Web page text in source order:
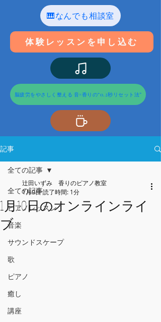
🎹なんでも相談室
体験レッスンを申し込む
脳疲労をやさしく整える 音×香りの“0.2秒リセット法”
記事
全ての記事
ピアノレッスン
音楽
サウンドスケープ
歌
ピアノ
癒し
講座
全ての記事
1月10日のオンラインライ
ブ
辻田いずみ 香りのピアノ教室
1月9日読了時間: 1分